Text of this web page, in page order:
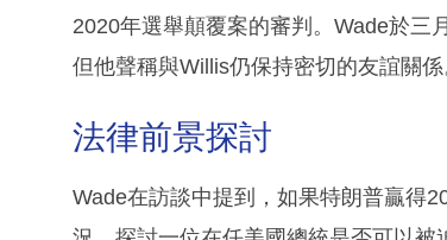
2020年選舉顛覆案的審判。Wade於三
但他聲稱與Willis仍保持密切的友誼關係
法律前景探討
Wade在訪談中提到，如果特朗普贏得